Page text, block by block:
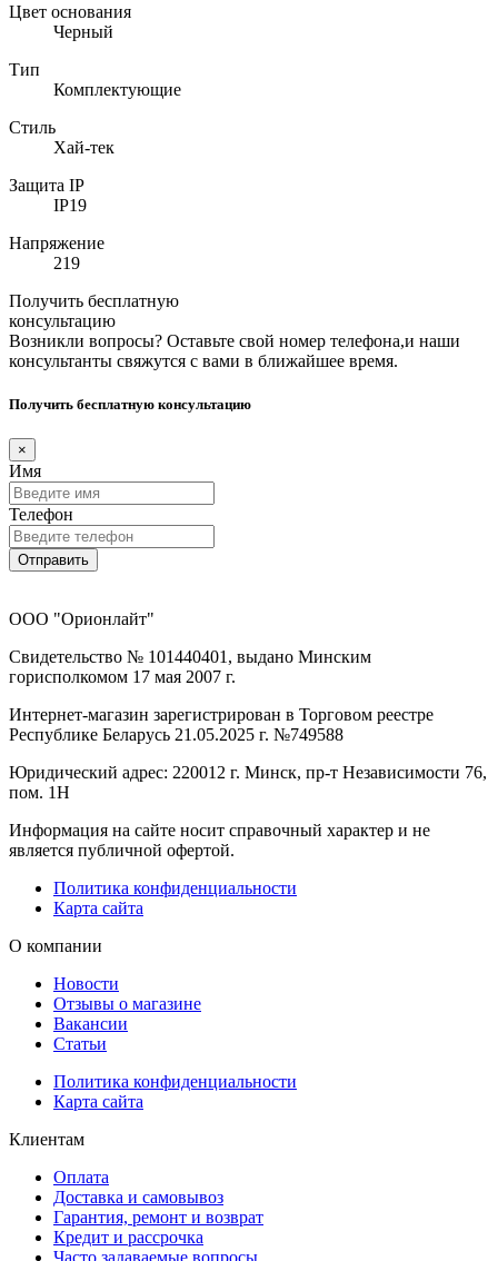
Цвет основания
Черный
Тип
Комплектующие
Стиль
Хай-тек
Защита IP
IP19
Напряжение
219
Получить бесплатную
консультацию
Возникли вопросы? Оставьте свой номер телефона,и наши
консультанты свяжутся с вами в ближайшее время.
Получить бесплатную консультацию
×
Имя
Телефон
Отправить
ООО "Орионлайт"
Свидетельство № 101440401, выдано Минским
горисполкомом 17 мая 2007 г.
Интернет-магазин зарегистрирован в Торговом реестре
Республике Беларусь 21.05.2025 г. №749588
Юридический адрес: 220012 г. Минск, пр-т Независимости 76,
пом. 1Н
Информация на сайте носит справочный характер и не
является публичной офертой.
Политика конфиденциальности
Карта сайта
О компании
Новости
Отзывы о магазине
Вакансии
Статьи
Политика конфиденциальности
Карта сайта
Клиентам
Оплата
Доставка и самовывоз
Гарантия, ремонт и возврат
Кредит и рассрочка